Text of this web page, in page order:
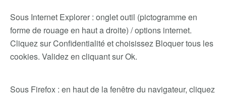
Sous Internet Explorer : onglet outil (pictogramme en
forme de rouage en haut a droite) / options internet.
Cliquez sur Confidentialité et choisissez Bloquer tous les
cookies. Validez en cliquant sur Ok.
Sous Firefox : en haut de la fenêtre du navigateur, cliquez